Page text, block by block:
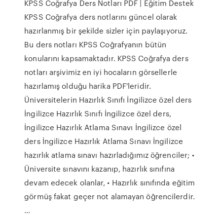
KPSS Coğrafya Ders Notları PDF | Eğitim Destek
KPSS Coğrafya ders notlarını güncel olarak
hazırlanmış bir şekilde sizler için paylaşıyoruz.
Bu ders notları KPSS Coğrafyanın bütün
konularını kapsamaktadır. KPSS Coğrafya ders
notları arşivimiz en iyi hocaların görsellerle
hazırlamış olduğu harika PDF'leridir.
Üniversitelerin Hazırlık Sınıfı İngilizce özel ders
İngilizce Hazırlık Sınıfı İngilizce özel ders,
İngilizce Hazırlık Atlama Sınavı İngilizce özel
ders İngilizce Hazırlık Atlama Sınavı İngilizce
hazırlık atlama sınavı hazırladığımız öğrenciler; •
Üniversite sınavını kazanıp, hazırlık sınıfına
devam edecek olanlar, • Hazırlık sınıfında eğitim
görmüş fakat geçer not alamayan öğrencilerdir.
…